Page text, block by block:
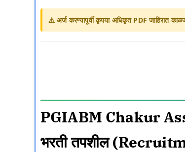
⚠️ अर्ज करण्यापूर्वी कृपया अधिकृत PDF जाहिरात
PGIABM Chakur
भरती तपशील